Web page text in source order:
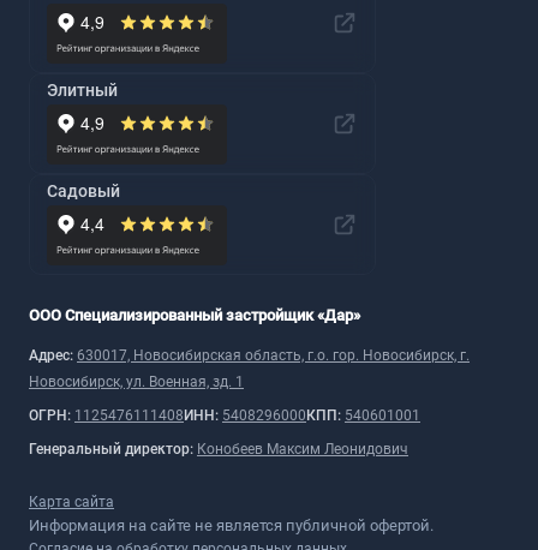
Элитный
Садовый
ООО Специализированный застройщик «Дар»
Адрес: 630017, Новосибирская область, г.о. гор. Новосибирск, г.
Новосибирск, ул. Военная, зд. 1
ОГРН: 1125476111408 ИНН: 5408296000 КПП: 540601001
Генеральный директор: Конобеев Максим Леонидович
Карта сайта
Информация на сайте не является публичной офертой.